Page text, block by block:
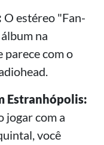
O estéreo "Fan-
na
parece com o
Estranhópolis:
jogar com a
você